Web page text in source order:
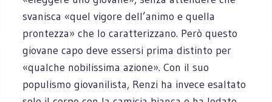
svanisca «quel vigore dell’animo e quella
prontezza» che lo caratterizzano. Però questo
giovane capo deve essersi prima distinto per
«qualche nobilissima azione». Con il suo
populismo giovanilista, Renzi ha invece esaltato